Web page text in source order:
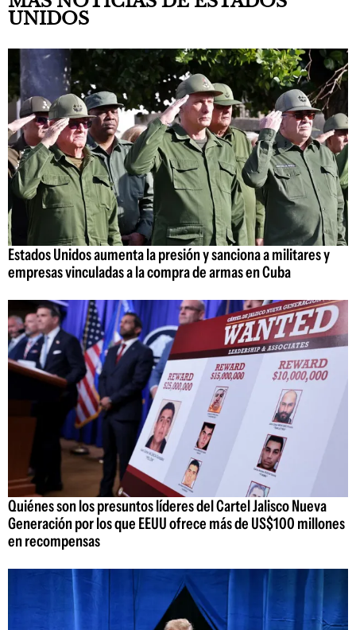
UNIDOS
Estados Unidos aumenta la presión y sanciona a militares y
empresas vinculadas a la compra de armas en Cuba
Quiénes son los presuntos líderes del Cartel Jalisco Nueva
Generación por los que EEUU ofrece más de US$100 millones
en recompensas